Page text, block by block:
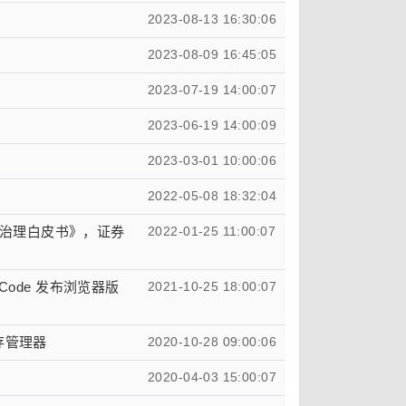
2023-08-13 16:30:06
2023-08-09 16:45:05
2023-07-19 14:00:07
2023-06-19 14:00:09
2023-03-01 10:00:06
2022-05-08 18:32:04
理白皮书》，证券 2022-01-25 11:00:07
发布浏览器版 2021-10-25 18:00:07
管理器 2020-10-28 09:00:06
2020-04-03 15:00:07